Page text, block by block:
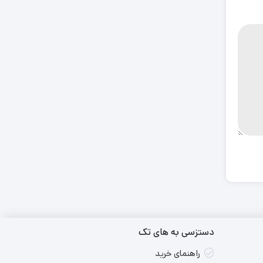
دستزسی به های تک
راهنمای خرید